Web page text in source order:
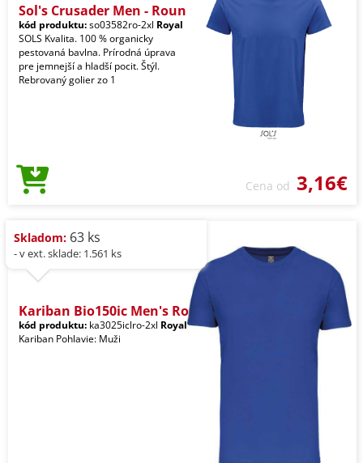
Sol's Crusader Men - Roun
kód produktu:so03582ro-2xl Royal
SOLS Kvalita. 100 % organicky
pestovaná bavlna. Prírodná úprava
pre jemnejší a hladší pocit. Štýl.
Rebrovaný golier zo 1
Cena od 3,16€
Skladom: 63 ks
- v ext. sklade: 1.561 ks
Kariban Bio150ic Men's Ro
kód produktu: ka3025iclro-2xl Royal
Kariban Pohlavie: Muži